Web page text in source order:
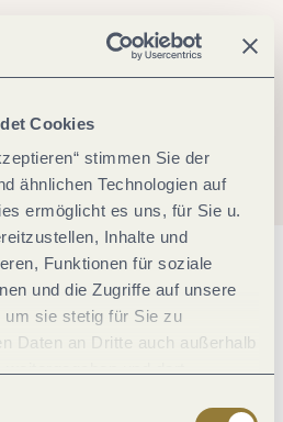
Cookies
stimmen Sie der
ähnlichen Technologien auf
ermöglicht es uns, für Sie u.
Inhalte und
Funktionen für soziale
und die Zugriffe auf unsere
sie stetig für Sie zu
Daten an Dritte auch außerhalb
Informationen